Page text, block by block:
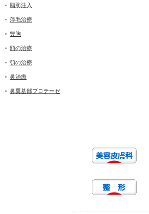
脂肪注入
薄毛治療
豊胸
額の治療
顎の治療
鼻治療
鼻翼基部プロテーゼ